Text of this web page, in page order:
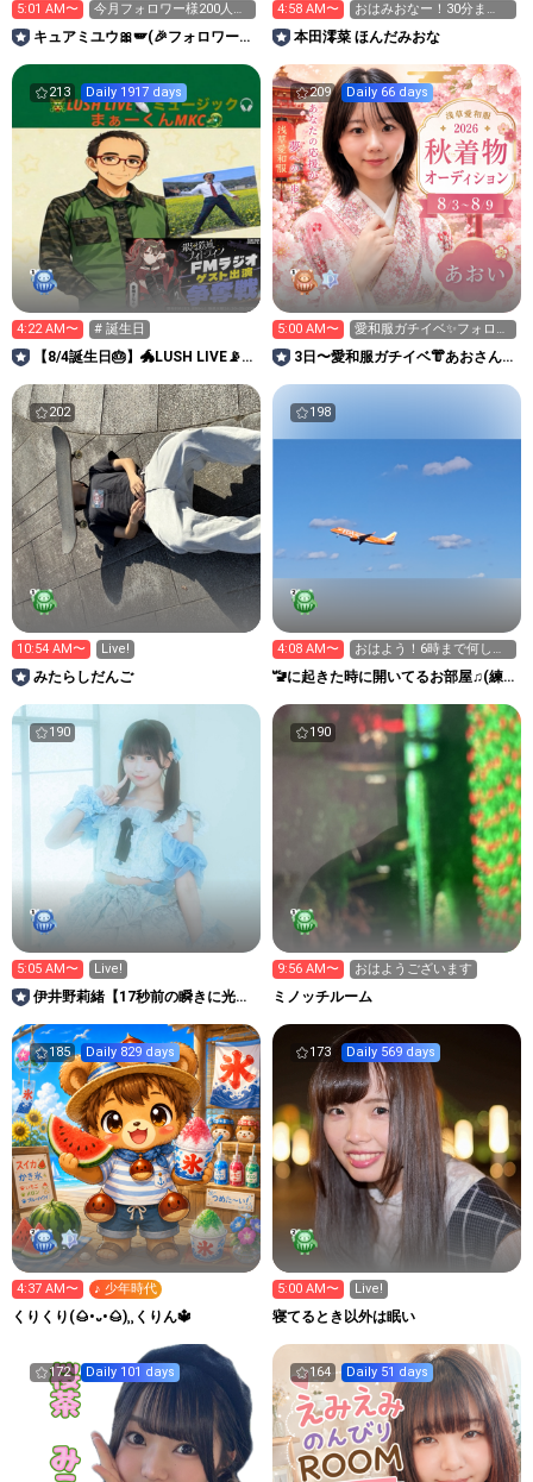
5:01 AM〜
今月フォロワー様200人目
標🔥 皆と繋がりたい！
キュアミユウ🎀🪽‪(🎉フォロワー様
4:58 AM〜
おはみおなー！30分ま
で！
本田澪菜 ほんだみおな
213 Daily 1917 days
4:22 AM〜 # 誕生日
【8/4誕生日🎂】🐲LUSH LIVE📡ま
209 Daily 66 days
5:00 AM〜
愛和服ガチイベ✨フォロー
してねん🦾💕
3日〜愛和服ガチイベ👘あおさんル
202
10:54 AM〜 Live!
みたらしだんご
198
4:08 AM〜
おはよう！6時まで何しよ
うか？
🚾に起きた時に開いてるお部屋♫(練
190
5:05 AM〜 Live!
伊井野莉緒【17秒前の瞬きに光
190
9:56 AM〜 おはようございます
ミノッチルーム
185 Daily 829 days
4:37 AM〜 ♪ 少年時代
くりくり(🌰•᎑•🌰)‬⸒⸒くりん🔱
173 Daily 569 days
5:00 AM〜 Live!
寝てるとき以外は眠い
172 Daily 101 days 164 Daily 51 days